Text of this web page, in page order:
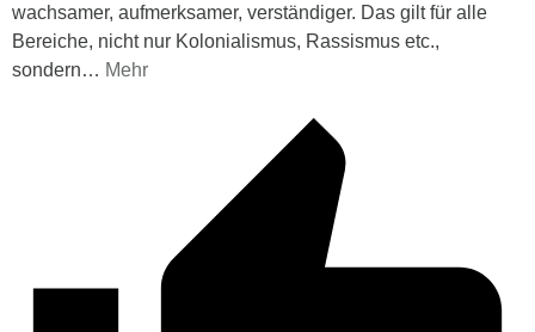
wachsamer, aufmerksamer, verständiger. Das gilt für alle
Bereiche, nicht nur Kolonialismus, Rassismus etc.,
sondern… Mehr